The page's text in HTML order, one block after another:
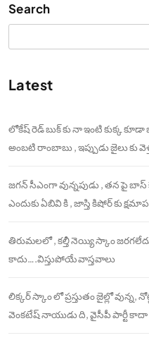
Search
Latest
లోకేష్ రెడ్ బుక్ కు నా ఇంటి కుక్క
అంబటి రాంబాబు , ఇప్పుడు జైలు కు
జగన్ సీఎంగా వున్నపుడు , తన పై
ఎందుకు ఏబివి కి , జాస్తి కిషోర్ కు
తిరుమలలో , కల్తీ నెయ్యి స్కాం
కాదు….విస్తుపోయే వాస్తవాలు
లిక్కర్ స్కాం లో ప్రస్తుతం జైల్లో
వెంకటేష్ నాయుడు ది, వైసీపీ పార్టీ కాదా